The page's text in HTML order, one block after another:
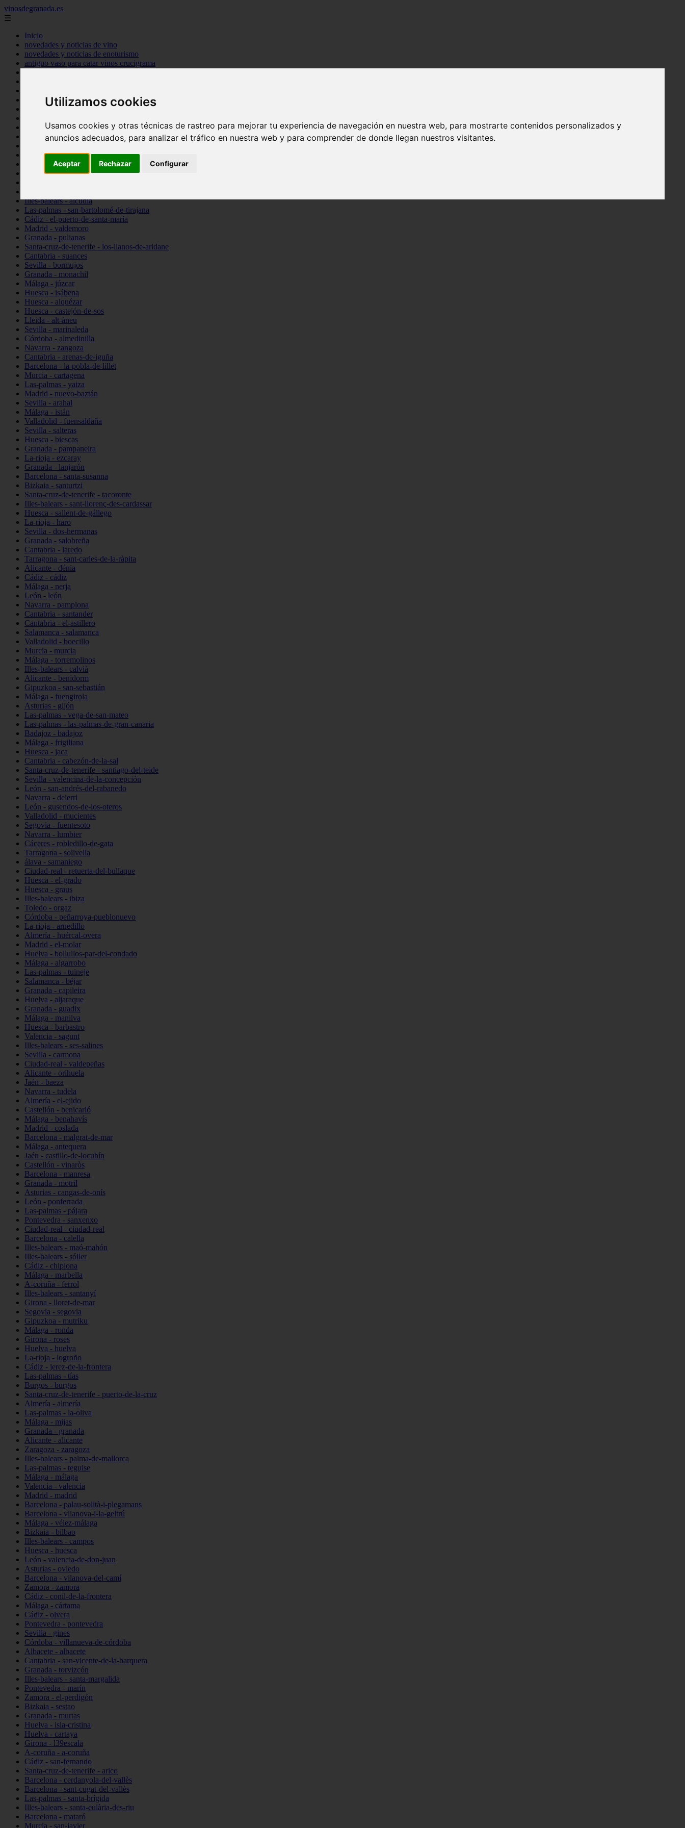
Utilizamos cookies
Usamos cookies y otras técnicas de rastreo para mejorar tu experiencia de navegación en nuestra web, para mostrarte contenidos personalizados y
anuncios adecuados, para analizar el tráfico en nuestra web y para comprender de donde llegan nuestros visitantes.
Aceptar Rechazar Configurar
vinosdegranada.es
☰
Inicio
novedades y noticias de vino
novedades y noticias de enoturismo
antiguo vaso para catar vinos crucigrama
Sevilla - sevilla
Barcelona - barcelona
Santa-cruz-de-tenerife - guía-de-isora
La-rioja - casalarreina
Almería - roquetas-de-mar
Illes-balears - alcúdia
Las-palmas - san-bartolomé-de-tirajana
Cádiz - el-puerto-de-santa-maría
Madrid - valdemoro
Granada - pulianas
Santa-cruz-de-tenerife - los-llanos-de-aridane
Cantabria - suances
Sevilla - bormujos
Granada - monachil
Málaga - júzcar
Huesca - isábena
Huesca - alquézar
Huesca - castejón-de-sos
Lleida - alt-àneu
Sevilla - marinaleda
Córdoba - almedinilla
Navarra - zangoza
Cantabria - arenas-de-iguña
Barcelona - la-pobla-de-lillet
Murcia - cartagena
Las-palmas - yaiza
Madrid - nuevo-baztán
Sevilla - arahal
Málaga - istán
Valladolid - fuensaldaña
Sevilla - salteras
Huesca - biescas
Granada - pampaneira
La-rioja - ezcaray
Granada - lanjarón
Barcelona - santa-susanna
Bizkaia - santurtzi
Santa-cruz-de-tenerife - tacoronte
Illes-balears - sant-llorenç-des-cardassar
Huesca - sallent-de-gállego
La-rioja - haro
Sevilla - dos-hermanas
Granada - salobreña
Cantabria - laredo
Tarragona - sant-carles-de-la-ràpita
Alicante - dénia
Cádiz - cádiz
Málaga - nerja
León - león
Navarra - pamplona
Cantabria - santander
Cantabria - el-astillero
Salamanca - salamanca
Valladolid - boecillo
Murcia - murcia
Málaga - torremolinos
Illes-balears - calvià
Alicante - benidorm
Gipuzkoa - san-sebastián
Málaga - fuengirola
Asturias - gijón
Las-palmas - vega-de-san-mateo
Las-palmas - las-palmas-de-gran-canaria
Badajoz - badajoz
Málaga - frigiliana
Huesca - jaca
Cantabria - cabezón-de-la-sal
Santa-cruz-de-tenerife - santiago-del-teide
Sevilla - valencina-de-la-concepción
León - san-andrés-del-rabanedo
Navarra - deierri
León - gusendos-de-los-oteros
Valladolid - mucientes
Segovia - fuentesoto
Navarra - lumbier
Cáceres - robledillo-de-gata
Tarragona - solivella
álava - samaniego
Ciudad-real - retuerta-del-bullaque
Huesca - el-grado
Huesca - graus
Illes-balears - ibiza
Toledo - orgaz
Córdoba - peñarroya-pueblonuevo
La-rioja - arnedillo
Almería - huércal-overa
Madrid - el-molar
Huelva - bollullos-par-del-condado
Málaga - algarrobo
Las-palmas - tuineje
Salamanca - béjar
Granada - capileira
Huelva - aljaraque
Granada - guadix
Málaga - manilva
Huesca - barbastro
Valencia - sagunt
Illes-balears - ses-salines
Sevilla - carmona
Ciudad-real - valdepeñas
Alicante - orihuela
Jaén - baeza
Navarra - tudela
Almería - el-ejido
Castellón - benicarló
Málaga - benahavís
Madrid - coslada
Barcelona - malgrat-de-mar
Málaga - antequera
Jaén - castillo-de-locubín
Castellón - vinaròs
Barcelona - manresa
Granada - motril
Asturias - cangas-de-onís
León - ponferrada
Las-palmas - pájara
Pontevedra - sanxenxo
Ciudad-real - ciudad-real
Barcelona - calella
Illes-balears - maó-mahón
Illes-balears - sóller
Cádiz - chipiona
Málaga - marbella
A-coruña - ferrol
Illes-balears - santanyí
Girona - lloret-de-mar
Segovia - segovia
Gipuzkoa - mutriku
Málaga - ronda
Girona - roses
Huelva - huelva
La-rioja - logroño
Cádiz - jerez-de-la-frontera
Las-palmas - tías
Burgos - burgos
Santa-cruz-de-tenerife - puerto-de-la-cruz
Almería - almería
Las-palmas - la-oliva
Málaga - mijas
Granada - granada
Alicante - alicante
Zaragoza - zaragoza
Illes-balears - palma-de-mallorca
Las-palmas - teguise
Málaga - málaga
Valencia - valencia
Madrid - madrid
Barcelona - palau-solità-i-plegamans
Barcelona - vilanova-i-la-geltrú
Málaga - vélez-málaga
Bizkaia - bilbao
Illes-balears - campos
Huesca - huesca
León - valencia-de-don-juan
Asturias - oviedo
Barcelona - vilanova-del-camí
Zamora - zamora
Cádiz - conil-de-la-frontera
Málaga - cártama
Cádiz - olvera
Pontevedra - pontevedra
Sevilla - gines
Córdoba - villanueva-de-córdoba
Albacete - albacete
Cantabria - san-vicente-de-la-barquera
Granada - torvizcón
Illes-balears - santa-margalida
Pontevedra - marín
Zamora - el-perdigón
Bizkaia - sestao
Granada - murtas
Huelva - isla-cristina
Huelva - cartaya
Girona - l39escala
A-coruña - a-coruña
Cádiz - san-fernando
Santa-cruz-de-tenerife - arico
Barcelona - cerdanyola-del-vallès
Barcelona - sant-cugat-del-vallès
Las-palmas - santa-brígida
Illes-balears - santa-eulària-des-riu
Barcelona - mataró
Murcia - san-javier